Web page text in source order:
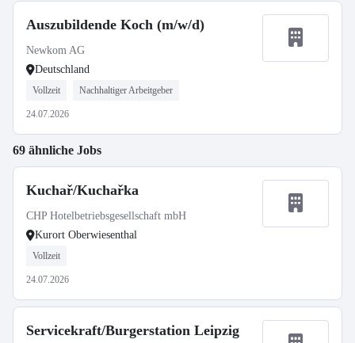
Auszubildende Koch (m/w/d)
Newkom AG
Deutschland
Vollzeit Nachhaltiger Arbeitgeber
24.07.2026
69 ähnliche Jobs
Kuchař/Kuchařka
CHP Hotelbetriebsgesellschaft mbH
Kurort Oberwiesenthal
Vollzeit
24.07.2026
Servicekraft/Burgerstation Leipzig